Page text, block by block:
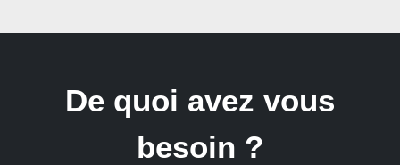
De quoi avez vous
besoin ?